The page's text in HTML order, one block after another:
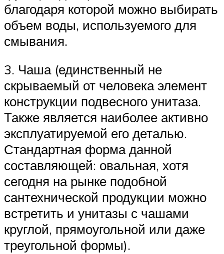
благодаря которой можно выбирать
объем воды, используемого для
смывания.
3. Чаша (единственный не
скрываемый от человека элемент
конструкции подвесного унитаза.
Также является наиболее активно
эксплуатируемой его деталью.
Стандартная форма данной
составляющей: овальная, хотя
сегодня на рынке подобной
сантехнической продукции можно
встретить и унитазы с чашами
круглой, прямоугольной или даже
треугольной формы).